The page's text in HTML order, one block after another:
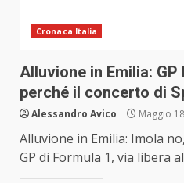
Cronaca Italia
Alluvione in Emilia:
perché il concerto di
Alessandro Avico Maggio
Alluvione in Emilia: Imola
GP di Formula 1, via libera